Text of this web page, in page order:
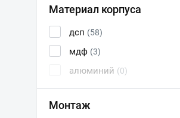
Материал корпуса
дсп (58)
мдф (3)
алюминий (0)
Монтаж